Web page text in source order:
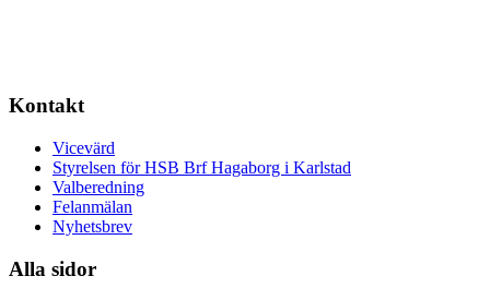
Kontakt
Vicevärd
Styrelsen för HSB Brf Hagaborg i Karlstad
Valberedning
Felanmälan
Nyhetsbrev
Alla sidor